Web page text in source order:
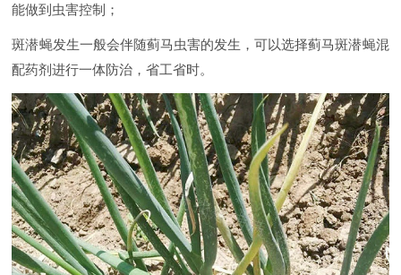
能做到虫害控制；
斑潜蝇发生一般会伴随蓟马虫害的发生，可以选择蓟马斑潜蝇混
配药剂进行一体防治，省工省时。